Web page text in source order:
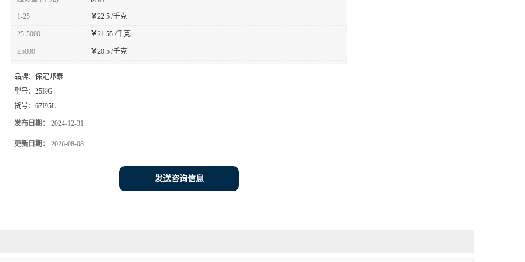
1-25 ￥22.5 /千克
25-5000 ￥21.55 /千克
≥5000 ￥20.5 /千克
品牌： 保定邦泰
型号： 25KG
货号： 67I95L
发布日期： 2024-12-31
更新日期： 2026-08-08
发送咨询信息